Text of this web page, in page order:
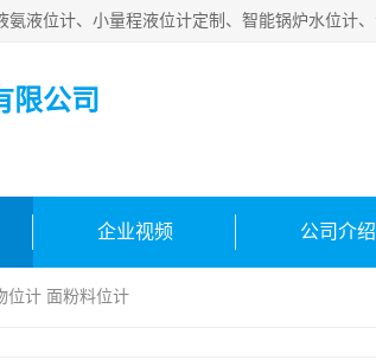
限公司
企业视频 公司介绍
位计 面粉料位计